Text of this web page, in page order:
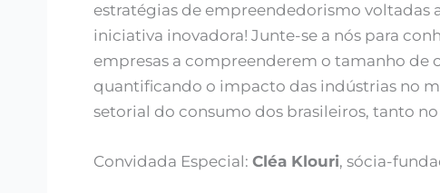
estratégias de empreendedorismo voltadas
iniciativa inovadora! Junte-se a nós para
empresas a compreenderem o tamanho de
quantificando o impacto das indústrias no
setorial do consumo dos brasileiros, tanto
Convidada Especial: Cléa Klouri, sócia-